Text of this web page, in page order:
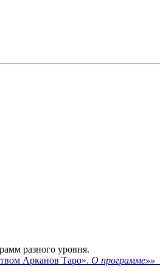
разного уровня.
Арканов Таро». О программе»»